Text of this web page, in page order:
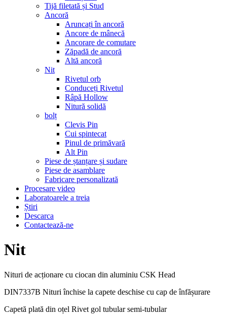
Tijă filetată și Stud
Ancoră
Aruncați în ancoră
Ancore de mânecă
Ancorare de comutare
Zăpadă de ancoră
Altă ancoră
Nit
Rivetul orb
Conduceți Rivetul
Râpă Hollow
Nitură solidă
bolț
Clevis Pin
Cui spintecat
Pinul de primăvară
Alt Pin
Piese de ștanțare și sudare
Piese de asamblare
Fabricare personalizată
Procesare video
Laboratoarele a treia
Știri
Descarca
Contactează-ne
Nit
Nituri de acționare cu ciocan din aluminiu CSK Head
DIN7337B Nituri închise la capete deschise cu cap de înfășurare
Capetă plată din oțel Rivet gol tubular semi-tubular